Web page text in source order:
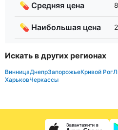
💊 Средняя цена
💊 Наибольшая цена
Искать в других регионах
ВинницаДнепрЗапорожьеКривой Рог
ХарьковЧеркассы